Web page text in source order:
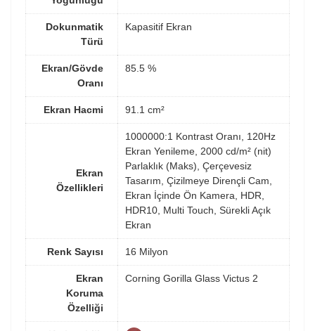
Dokunmatik
Türü
Kapasitif Ekran
Ekran/Gövde
Oranı
85.5 %
Ekran Hacmi 91.1 cm²
Ekran
Özellikleri
1000000:1 Kontrast Oranı, 120Hz
Ekran Yenileme, 2000 cd/m² (nit)
Parlaklık (Maks), Çerçevesiz
Tasarım, Çizilmeye Dirençli Cam,
Ekran İçinde Ön Kamera, HDR,
HDR10, Multi Touch, Sürekli Açık
Ekran
Renk Sayısı 16 Milyon
Ekran
Koruma
Özelliği
Corning Gorilla Glass Victus 2